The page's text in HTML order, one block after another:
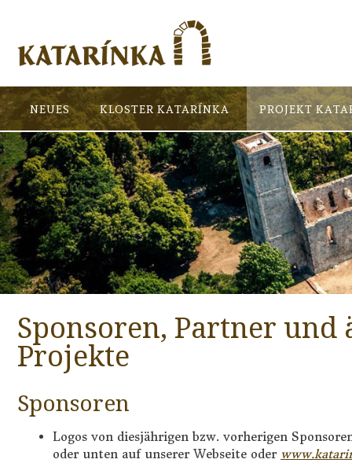
NEUES KLOSTER KATARÍNKA PROJEKT
Sponsoren, Partner und
Projekte
Sponsoren
Logos von diesjährigen bzw. vorherigen
oder unten auf unserer Webseite oder